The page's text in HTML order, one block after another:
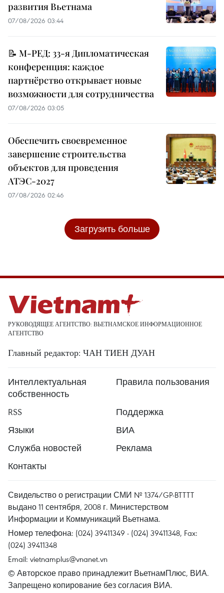
развития Вьетнама
07/08/2026 03:44
📝 М-РЕД: 33-я Дипломатическая
конференция: каждое
партнёрство открывает новые
возможности для сотрудничества
07/08/2026 03:05
Обеспечить своевременное
завершение строительства
объектов для проведения
АТЭС-2027
07/08/2026 02:46
Загрузить больше
РУКОВОДЯЩЕЕ АГЕНТСТВО: ВЬЕТНАМСКОЕ ИНФОРМАЦИОННОЕ
АГЕНТСТВО
Главный редактор: ЧАН ТИЕН ДУАН
Интеллектуальная
собственность
Правила пользования
RSS
Поддержка
Языки
ВИА
Служба новостей
Реклама
Контакты
Свидельство о регистрации СМИ № 1374/GP-BTTTT
выдано 11 сентября, 2008 г. Министерством
Информации и Коммуникаций Вьетнама.
Номер телефона: (024) 39411349 - (024) 39411348, Fax:
(024) 39411348
Email: vietnamplus@vnanet.vn
© Авторское право принадлежит ВьетнамПлюс, ВИА.
Запрещено копирование без согласия ВИА.